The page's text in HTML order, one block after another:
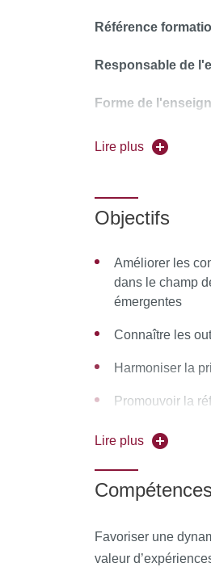
Référence
Responsable de
Forme de
Pour vous inscrire,
Lire plus
Objectifs
Améliorer les
dans le champ
émergentes
Connaître les
Harmoniser la
Promouvoir la
Favoriser une
valeur
de ces dispositifs
Lire plus
Favoriser une
valeur